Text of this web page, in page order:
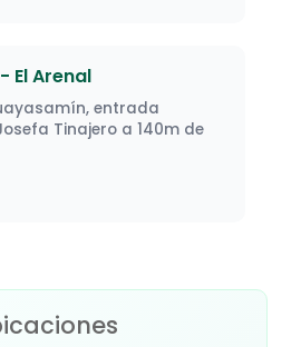
El Arenal
entrada
Tinajero a 140m de